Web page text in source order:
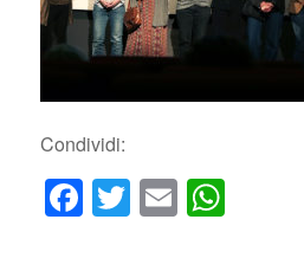
Condividi:
Facebook
Twitter
Email